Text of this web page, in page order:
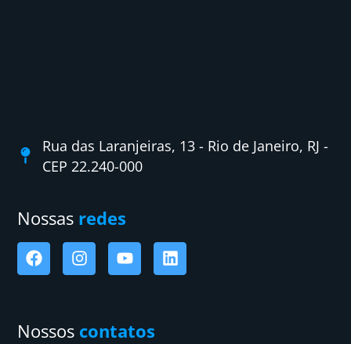
Rua das Laranjeiras, 13 - Rio de Janeiro, RJ -
CEP 22.240-000
Nossas redes
Nossos contatos